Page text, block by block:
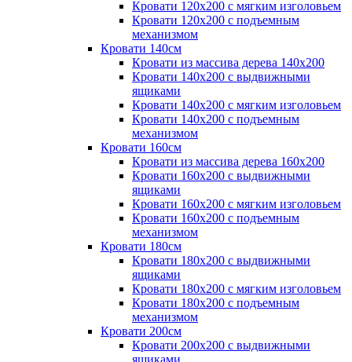
Кровати 120х200 с мягким изголовьем
Кровати 120х200 с подъемным
механизмом
Кровати 140см
Кровати из массива дерева 140х200
Кровати 140х200 с выдвижными
ящиками
Кровати 140х200 с мягким изголовьем
Кровати 140х200 с подъемным
механизмом
Кровати 160см
Кровати из массива дерева 160х200
Кровати 160х200 с выдвижными
ящиками
Кровати 160х200 с мягким изголовьем
Кровати 160х200 с подъемным
механизмом
Кровати 180см
Кровати 180х200 с выдвижными
ящиками
Кровати 180х200 с мягким изголовьем
Кровати 180х200 с подъемным
механизмом
Кровати 200см
Кровати 200х200 с выдвижными
ящиками